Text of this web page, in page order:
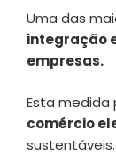
Uma das
integração
empresas.
Esta
comércio
sustentáveis.